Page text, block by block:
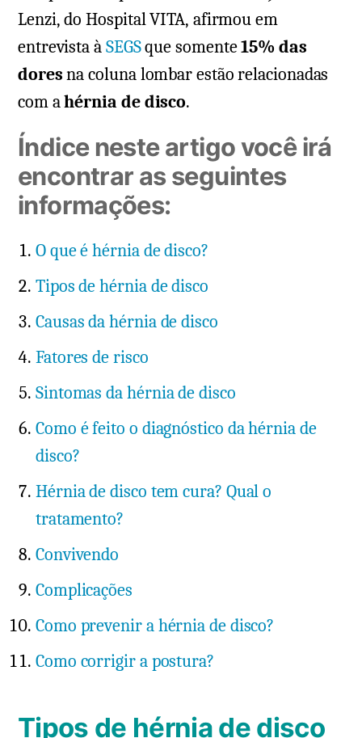
Lenzi, do Hospital VITA, afirmou em
entrevista àSEGSque somente15% das
doresna coluna lombar estão relacionadas
com ahérnia de disco.
Índice neste artigo você irá
encontrar as seguintes
informações:
O que é hérnia de disco?
Tipos de hérnia de disco
Causas da hérnia de disco
Fatores de risco
Sintomas da hérnia de disco
Como é feito o diagnóstico da hérnia de
disco?
Hérnia de disco tem cura? Qual o
tratamento?
Convivendo
Complicações
Como prevenir a hérnia de disco?
Como corrigir a postura?
Tipos de hérnia de disco